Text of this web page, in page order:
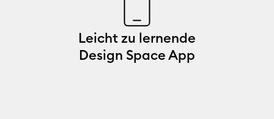
Leicht zu lernende
Design Space App